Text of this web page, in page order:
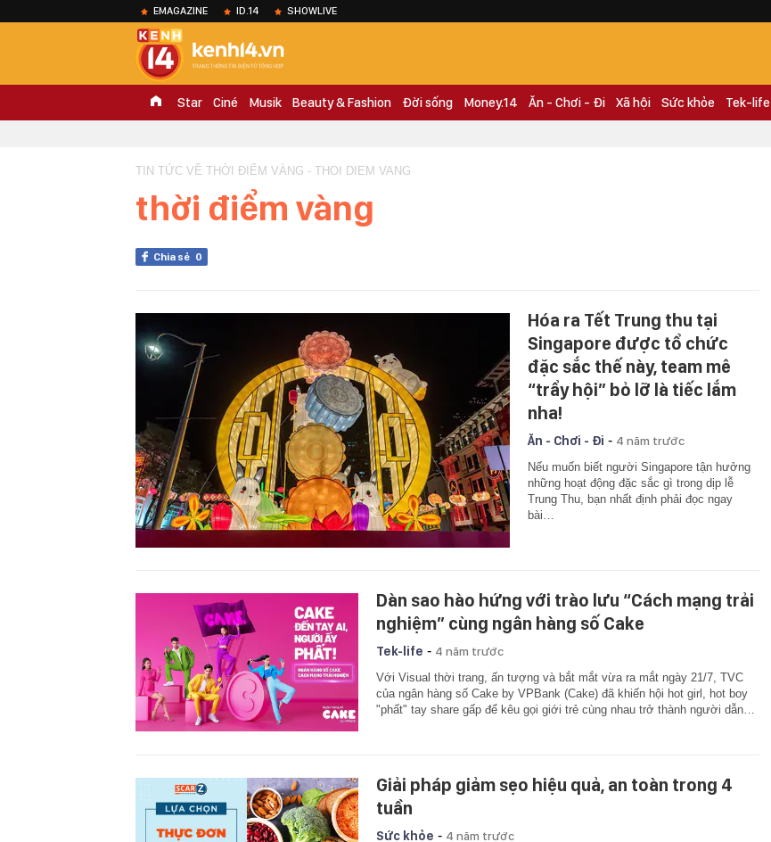
EMAGAZINE ID.14 SHOWLIVE
Star Ciné Musik Beauty & Fashion Đời sống Money.14 Ăn - Chơi - Đi Xã hội Sức khỏe Tek-life
TIN TỨC VỀ THỜI ĐIỂM VÀNG - THOI DIEM VANG
thời điểm vàng
Chia sẻ 0
Hóa ra Tết Trung thu tại
Singapore được tổ chức
đặc sắc thế này, team mê
“trẩy hội” bỏ lỡ là tiếc lắm
nha!
Ăn - Chơi - Đi - 4 năm trước
Nếu muốn biết người Singapore tận hưởng
những hoạt động đặc sắc gì trong dịp lễ
Trung Thu, bạn nhất định phải đọc ngay
bài…
Dàn sao hào hứng với trào lưu “Cách mạng trải
nghiệm” cùng ngân hàng số Cake
Tek-life - 4 năm trước
Với Visual thời trang, ấn tượng và bắt mắt vừa ra mắt ngày 21/7, TVC
của ngân hàng số Cake by VPBank (Cake) đã khiến hội hot girl, hot boy
"phất" tay share gấp để kêu gọi giới trẻ cùng nhau trở thành người dẫn…
Giải pháp giảm sẹo hiệu quả, an toàn trong 4
tuần
Sức khỏe - 4 năm trước